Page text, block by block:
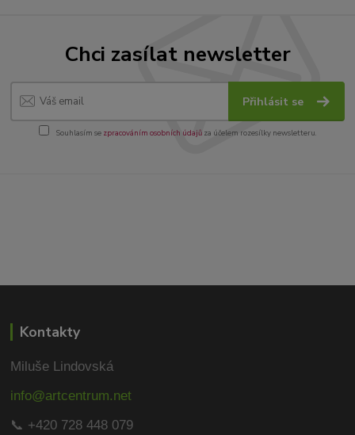
Chci zasílat newsletter
Přihlásit se
Souhlasím se zpracováním osobních údajůza účelem rozesílky newsletteru.
Kontakty
Miluše Lindovská
info@artcentrum.net
📞 +420 728 448 079